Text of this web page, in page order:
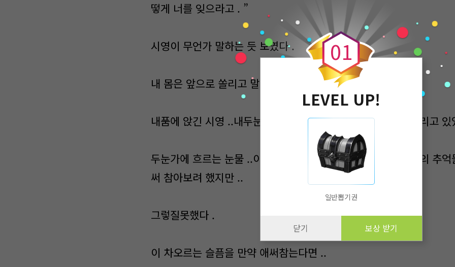
떻게 너를 잊으라고 . ”
시영이 무언가 말하는 듯 보였다 .
내 몸은 앞으로 쏠리고 말하려던 시영을 와락끓어앉고있었다 .
내품에 앉긴 시영 ..내두눈가는 또다시 고장난것처럼 말썽을 부리고 있
두눈가에 흐르는 눈물 ..이것들은 마치 시영과 만났었던 때부터의 추억
써 참아보려 했지만 ..
그렇질못했다 .
이 차오르는 슬픔을 만약 애써참는다면 ..
0
0
1
LEVEL UP!
일반뽑기권
닫기 보상 받기